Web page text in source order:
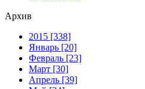
Архив
2015 [338]
Январь [20]
Февраль [23]
Март [30]
Апрель [39]